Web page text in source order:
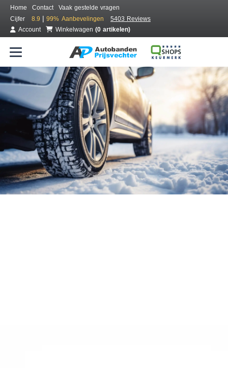
Home Contact
Vaak gestelde vragen
Cijfer
8.9 | 99% Aanbevelingen
5403 Reviews
Account
Winkelwagen (0 artikelen)
Bestel voordelig winterbanden
Gratis bezorgd of montage bij jou in de buurt
Seizoen:
Merken: